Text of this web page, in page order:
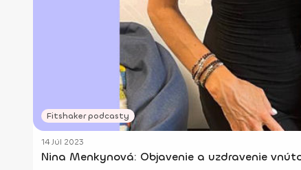
Fitshaker podcasty
14 Júl 2023
Nina Menkynová: Objavenie a uzdravenie